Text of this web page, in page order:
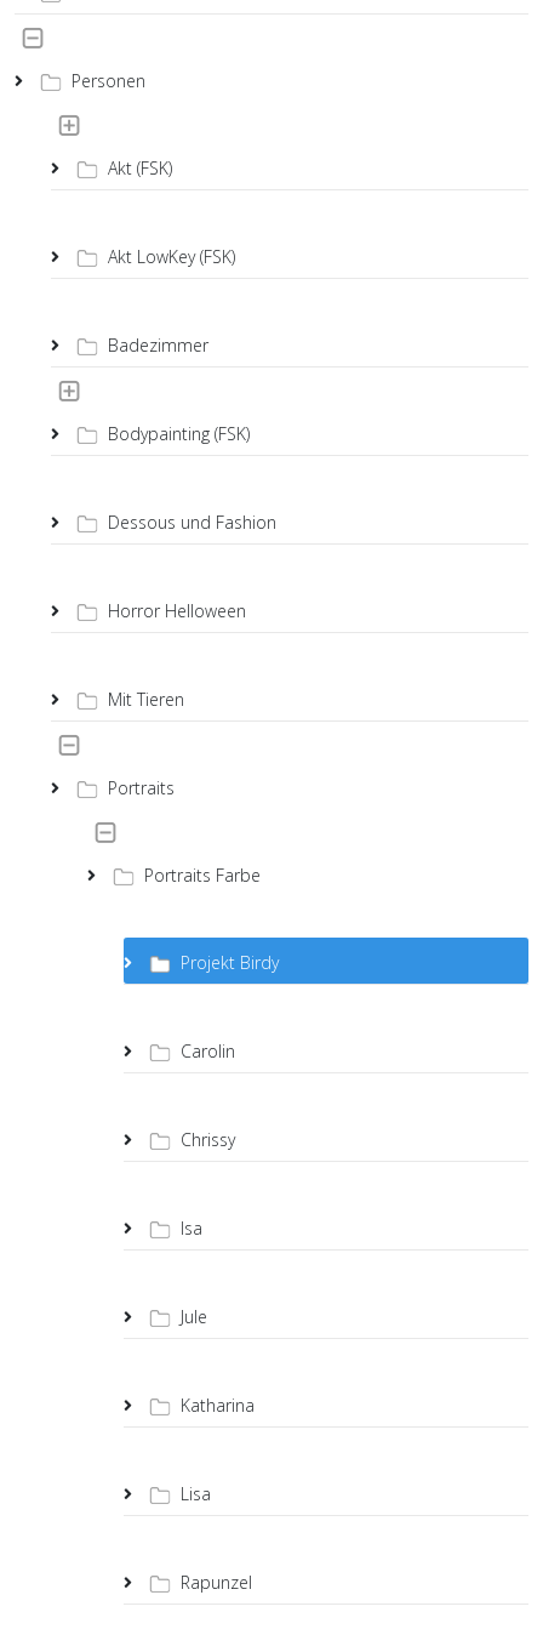
Personen
Akt (FSK)
Akt LowKey (FSK)
Badezimmer
Bodypainting (FSK)
Dessous und Fashion
Horror Helloween
Mit Tieren
Portraits
Portraits Farbe
Projekt Birdy
Carolin
Chrissy
Isa
Jule
Katharina
Lisa
Rapunzel